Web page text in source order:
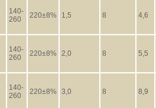
140-
260
220±8% 1,5 8 4,6
140-
260
220±8% 2,0 8 5,5
140-
260
220±8% 3,0 8 8,9